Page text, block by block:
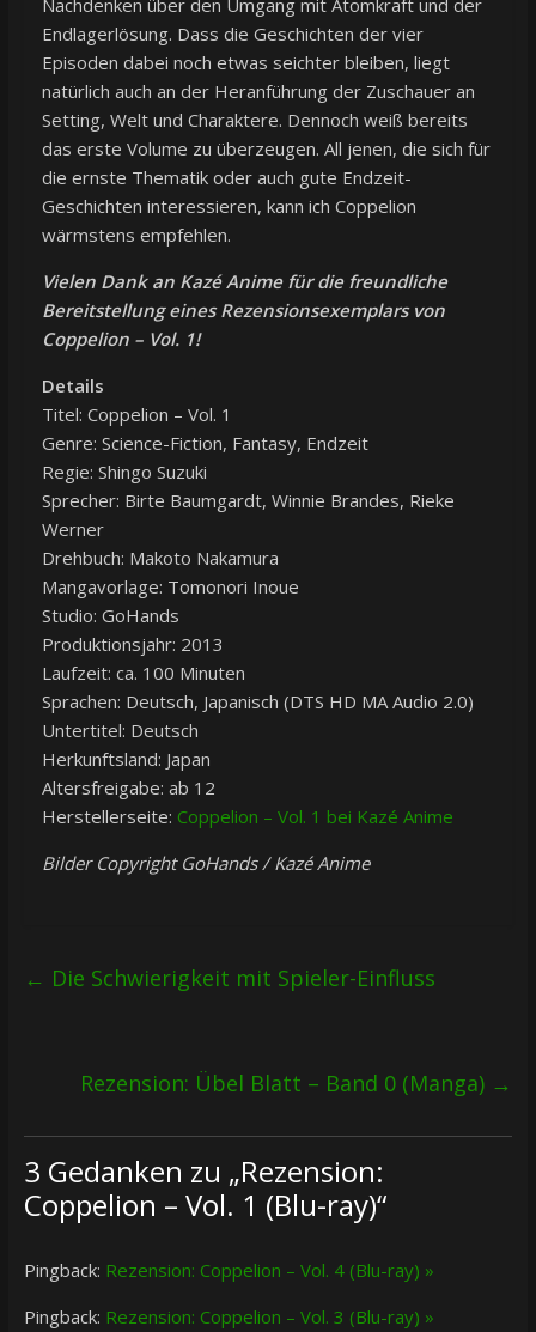
Endlagerlösung. Dass die Geschichten der vier
Episoden dabei noch etwas seichter bleiben, liegt
natürlich auch an der Heranführung der Zuschauer an
Setting, Welt und Charaktere. Dennoch weiß bereits
das erste Volume zu überzeugen. All jenen, die sich für
die ernste Thematik oder auch gute Endzeit-
Geschichten interessieren, kann ich Coppelion
wärmstens empfehlen.
Vielen Dank an Kazé Anime für die freundliche
Bereitstellung eines Rezensionsexemplars von
Coppelion – Vol. 1!
Details
Titel: Coppelion – Vol. 1
Genre: Science-Fiction, Fantasy, Endzeit
Regie: Shingo Suzuki
Sprecher: Birte Baumgardt, Winnie Brandes, Rieke
Werner
Drehbuch: Makoto Nakamura
Mangavorlage: Tomonori Inoue
Studio: GoHands
Produktionsjahr: 2013
Laufzeit: ca. 100 Minuten
Sprachen: Deutsch, Japanisch (DTS HD MA Audio 2.0)
Untertitel: Deutsch
Herkunftsland: Japan
Altersfreigabe: ab 12
Herstellerseite: Coppelion – Vol. 1 bei Kazé Anime
Bilder Copyright GoHands / Kazé Anime
← Die Schwierigkeit mit Spieler-Einfluss
Rezension: Übel Blatt – Band 0 (Manga) →
3 Gedanken zu „Rezension:
Coppelion – Vol. 1 (Blu-ray)“
Pingback: Rezension: Coppelion – Vol. 4 (Blu-ray) »
Pingback: Rezension: Coppelion – Vol. 3 (Blu-ray) »